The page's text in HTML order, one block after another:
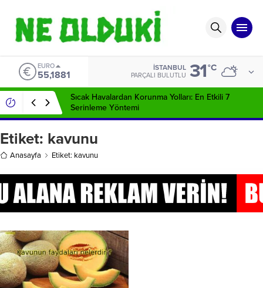
EURO
55,1881
İSTANBUL
PARÇALI BULUTLU 31°C
Sıcak Havalardan Korunma Yolları: En Etkili 7
Serinleme Yöntemi
Etiket: kavunu
Anasayfa Etiket: kavunu